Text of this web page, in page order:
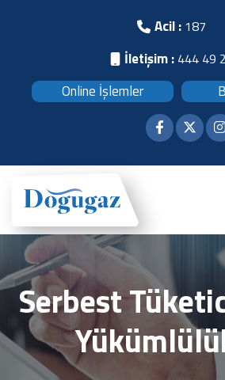
Acil : 187
İletişim : 444 49
Online İşlemler
Serbest